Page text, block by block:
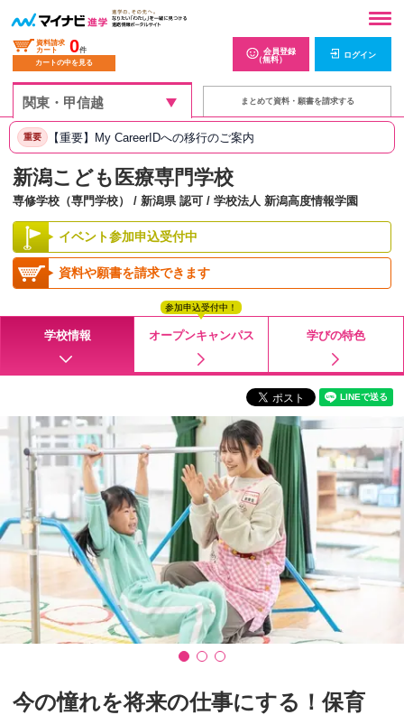
資料請求
カート
0件
カートの中を見る
会員登録
（無料）
ログイン
まとめて資料・願書を請求する
重要 【重要】My CareerIDへの移行のご案内
新潟こども医療専門学校
専修学校（専門学校） / 新潟県 認可 / 学校法人 新潟高度情報学園
イベント参加申込受付中
資料や願書を請求できます
学校情報 オープンキャンパス
参加申込受付中！
学びの特色
今の憧れを将来の仕事にする！保育